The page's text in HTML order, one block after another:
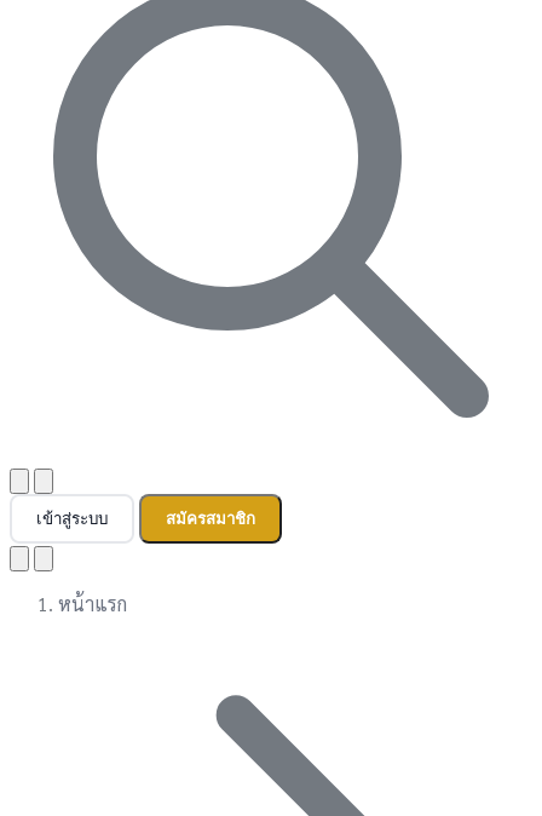
เข้าสู่ระบบ สมัครสมาชิก
หน้าแรก